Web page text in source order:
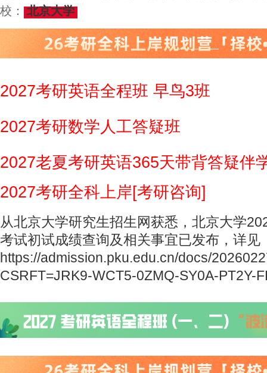
校：
北京大学
2027考研英语全程班 早鸟3班
2027考研数学人工答疑班
2027老夏考研英语365天带背答疑伴
2027考研全科上岸[考研咨询]
从北京大学研究生招生网获悉，北京大学
考试初试成绩查询及相关事宜已发布，详见
https://admission.pku.edu.cn/docs/
CSRFT=JRK9-WCT5-0ZMQ-SY0A-PT2Y-